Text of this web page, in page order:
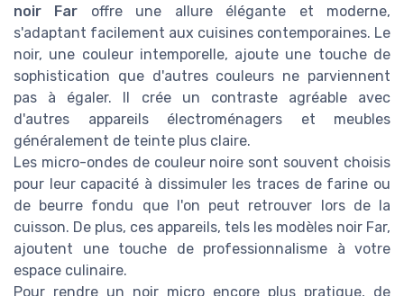
noir Far offre une allure élégante et moderne,
s'adaptant facilement aux cuisines contemporaines. Le
noir, une couleur intemporelle, ajoute une touche de
sophistication que d'autres couleurs ne parviennent
pas à égaler. Il crée un contraste agréable avec
d'autres appareils électroménagers et meubles
généralement de teinte plus claire.
Les micro-ondes de couleur noire sont souvent choisis
pour leur capacité à dissimuler les traces de farine ou
de beurre fondu que l'on peut retrouver lors de la
cuisson. De plus, ces appareils, tels les modèles noir Far,
ajoutent une touche de professionnalisme à votre
espace culinaire.
Pour rendre un noir micro encore plus pratique, de